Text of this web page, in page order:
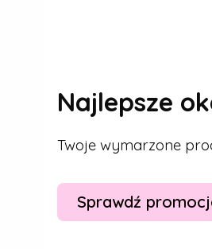
Najlepsze
Twoje wymarzone
Sprawdź